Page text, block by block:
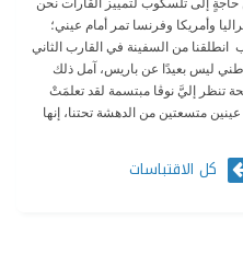
وأمريكا وفرنسا تمر أمام عيني؛
انطلقنا من السفينة في القارب الثاني
ليس بعيدًا عن باريس، آمل ذلك
تنظر إليَّ نوڤا مبتسمة لقد تعلمَتْ
عينين متسعتين من الدهشة تحتنا، إنها
كل الاقتباسات